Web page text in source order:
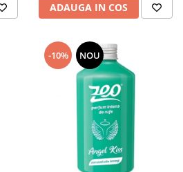
ADAUGA IN COS
-10% NOU